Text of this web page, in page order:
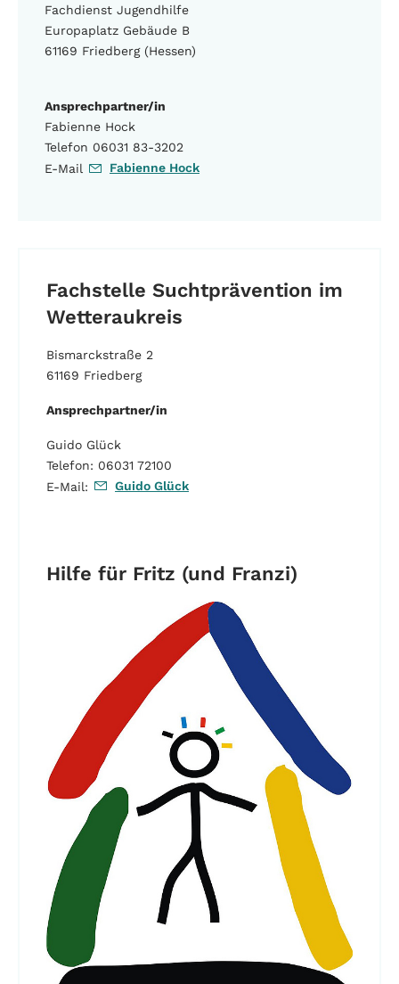
Fachdienst Jugendhilfe
Europaplatz Gebäude B
61169 Friedberg (Hessen)
Ansprechpartner/in
Fabienne Hock
Telefon 06031 83-3202
E-Mail
Fabienne Hock
Fachstelle Suchtprävention im
Wetteraukreis
Bismarckstraße 2
61169 Friedberg
Ansprechpartner/in
Guido Glück
Telefon: 06031 72100
E-Mail:
Guido Glück
Hilfe für Fritz (und Franzi)